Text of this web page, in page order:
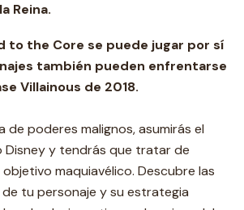
Reina.
to the Core se puede jugar por sí
también pueden enfrentarse
Villainous de 2018.
de poderes malignos, asumirás el
Disney y tendrás que tratar de
maquiavélico. Descubre las
tu personaje y su estrategia